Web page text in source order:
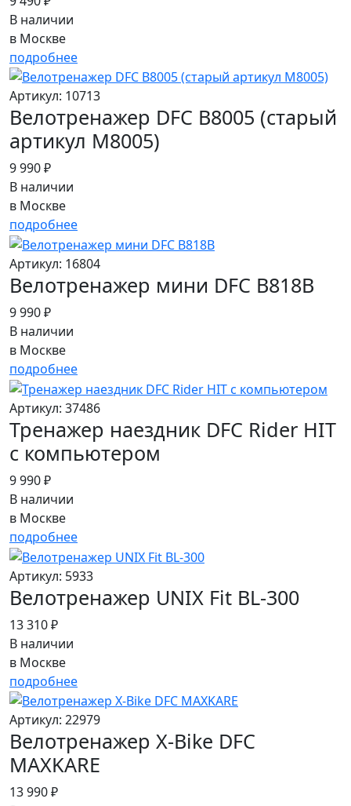
В наличии
в Москве
подробнее
Артикул: 10713
Велотренажер DFC B8005 (старый
артикул M8005)
9 990 ₽
В наличии
в Москве
подробнее
Артикул: 16804
Велотренажер мини DFC B818B
9 990 ₽
В наличии
в Москве
подробнее
Артикул: 37486
Тренажер наездник DFC Rider HIT
с компьютером
9 990 ₽
В наличии
в Москве
подробнее
Артикул: 5933
Велотренажер UNIX Fit BL-300
13 310 ₽
В наличии
в Москве
подробнее
Артикул: 22979
Велотренажер X-Bike DFC
MAXKARE
13 990 ₽